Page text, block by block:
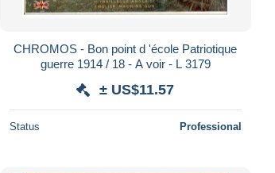
CHROMOS - Bon point d 'école Patriotique
guerre 1914 / 18 - A voir - L 3179
± US$11.57
Status Professional